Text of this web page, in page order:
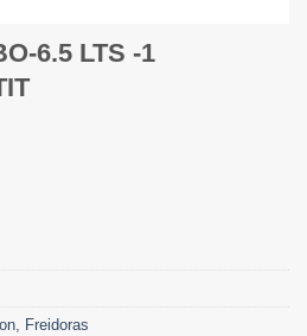
6.5 LTS -1
, Freidoras